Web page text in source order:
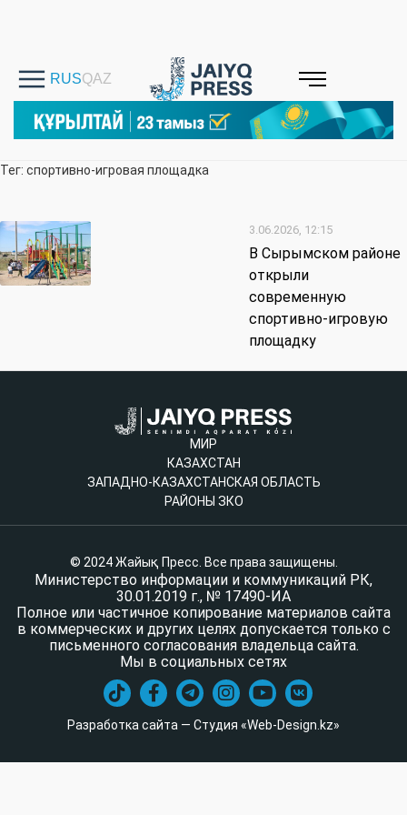
Тег: спортивно-игровая площадка
3.06.2026, 12:15
В Сырымском районе
открыли
современную
спортивно-игровую
площадку
МИР
КАЗАХСТАН
ЗАПАДНО-КАЗАХСТАНСКАЯ ОБЛАСТЬ
РАЙОНЫ ЗКО
© 2024 Жайық Пресс. Все права защищены.
Министерство информации и коммуникаций РК,
30.01.2019 г., № 17490-ИА
Полное или частичное копирование материалов сайта
в коммерческих и других целях допускается только с
письменного согласования владельца сайта.
Мы в социальных сетях
Разработка сайта — Студия «Web-Design.kz»